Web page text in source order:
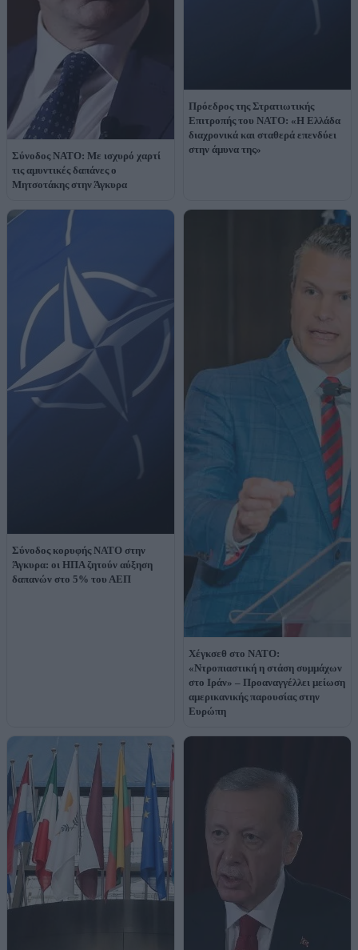
Σύνοδος ΝΑΤΟ: Με ισχυρό χαρτί
τις αμυντικές δαπάνες ο
Μητσοτάκης στην Άγκυρα
Πρόεδρος της Στρατιωτικής
Επιτροπής του ΝΑΤΟ: «Η Ελλάδα
διαχρονικά και σταθερά επενδύει
στην άμυνα της»
Σύνοδος κορυφής ΝΑΤΟ στην
Άγκυρα: οι ΗΠΑ ζητούν αύξηση
δαπανών στο 5% του ΑΕΠ
Χέγκσεθ στο ΝΑΤΟ:
«Ντροπιαστική η στάση συμμάχων
στο Ιράν» – Προαναγγέλλει μείωση
αμερικανικής παρουσίας στην
Ευρώπη